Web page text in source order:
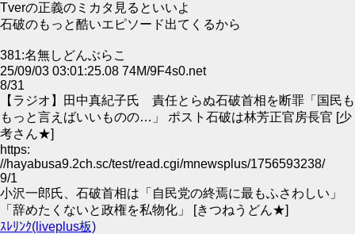
Tverの正義のミカタ見るといいよ
石破のもっと酷いエピソード出てくるから
381:名無しどんぶらこ
25/09/03 03:01:25.08 74M/9F4s0.net
8/31
【ラジオ】田中真紀子氏 責任とらぬ石破首相を断罪「国民も
もっと言えばいいものの…」 ポスト石破は林芳正官房長官 [少
考さん★]
https:
//hayabusa9.2ch.sc/test/read.cgi/mnewsplus/1756593238/
9/1
小沢一郎氏、石破首相は「自民党の終焉に最もふさわしい」
「辞めたくないと政権を私物化」 [きつねうどん★]
ｽﾚﾘﾝｸ(liveplus板)